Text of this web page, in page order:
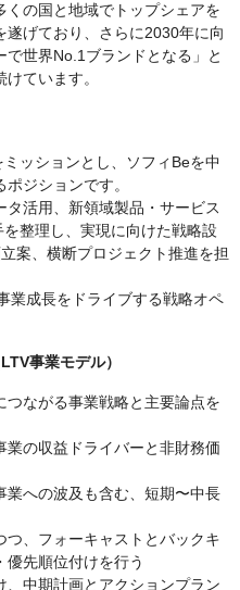
の国と地域でトップシェアを
げており、さらに2030年に向
世界No.1ブランドとなる」と
ています。
ッションとし、ソフィBeを中
ジションです。
活用、新領域製品・サービス
整理し、実現に向けた戦略設
案、横断プロジェクト推進を担
業成長をドライブする戦略オペ
事業モデル）
つながる事業戦略と主要論点を
の収益ドライバーと非財務価
への波及も含む、短期〜中長
、フォーキャストとバックキ
優先順位付けを行う
中期計画とアクションプラン